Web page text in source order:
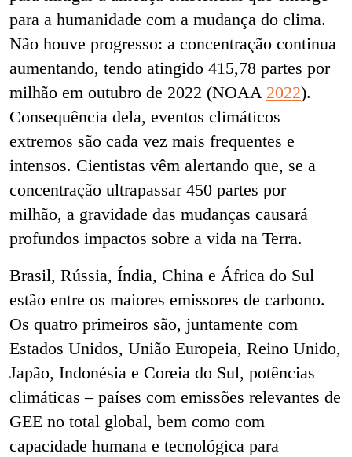
para a humanidade com a mudança do clima.
Não houve progresso: a concentração continua
aumentando, tendo atingido 415,78 partes por
milhão em outubro de 2022 (NOAA 2022).
Consequência dela, eventos climáticos
extremos são cada vez mais frequentes e
intensos. Cientistas vêm alertando que, se a
concentração ultrapassar 450 partes por
milhão, a gravidade das mudanças causará
profundos impactos sobre a vida na Terra.
Brasil, Rússia, Índia, China e África do Sul
estão entre os maiores emissores de carbono.
Os quatro primeiros são, juntamente com
Estados Unidos, União Europeia, Reino Unido,
Japão, Indonésia e Coreia do Sul, potências
climáticas – países com emissões relevantes de
GEE no total global, bem como com
capacidade humana e tecnológica para